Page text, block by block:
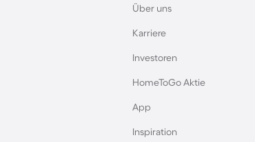
Über uns
Karriere
Investoren
HomeToGo Aktie
App
Inspiration